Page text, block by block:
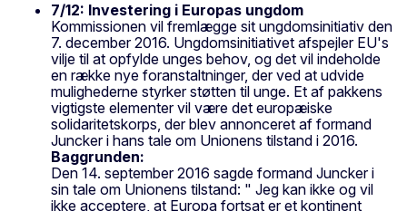
7/12: Investering i Europas ungdom
Kommissionen vil fremlægge sit ungdomsinitiativ den
7. december 2016. Ungdomsinitiativet afspejler EU's
vilje til at opfylde unges behov, og det vil indeholde
en række nye foranstaltninger, der ved at udvide
mulighederne styrker støtten til unge. Et af pakkens
vigtigste elementer vil være det europæiske
solidaritetskorps, der blev annonceret af formand
Juncker i hans tale om Unionens tilstand i 2016.
Baggrunden:
Den 14. september 2016 sagde formand Juncker i
sin tale om Unionens tilstand: " Jeg kan ikke og vil
ikke acceptere, at Europa fortsat er et kontinent